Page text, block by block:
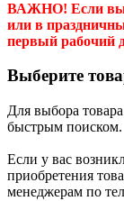
ВАЖНО! Если вы
или в
первый рабочий
Выберите
Для выбора
быстрым поиском.
Если у вас
приобретения
менеджерам по